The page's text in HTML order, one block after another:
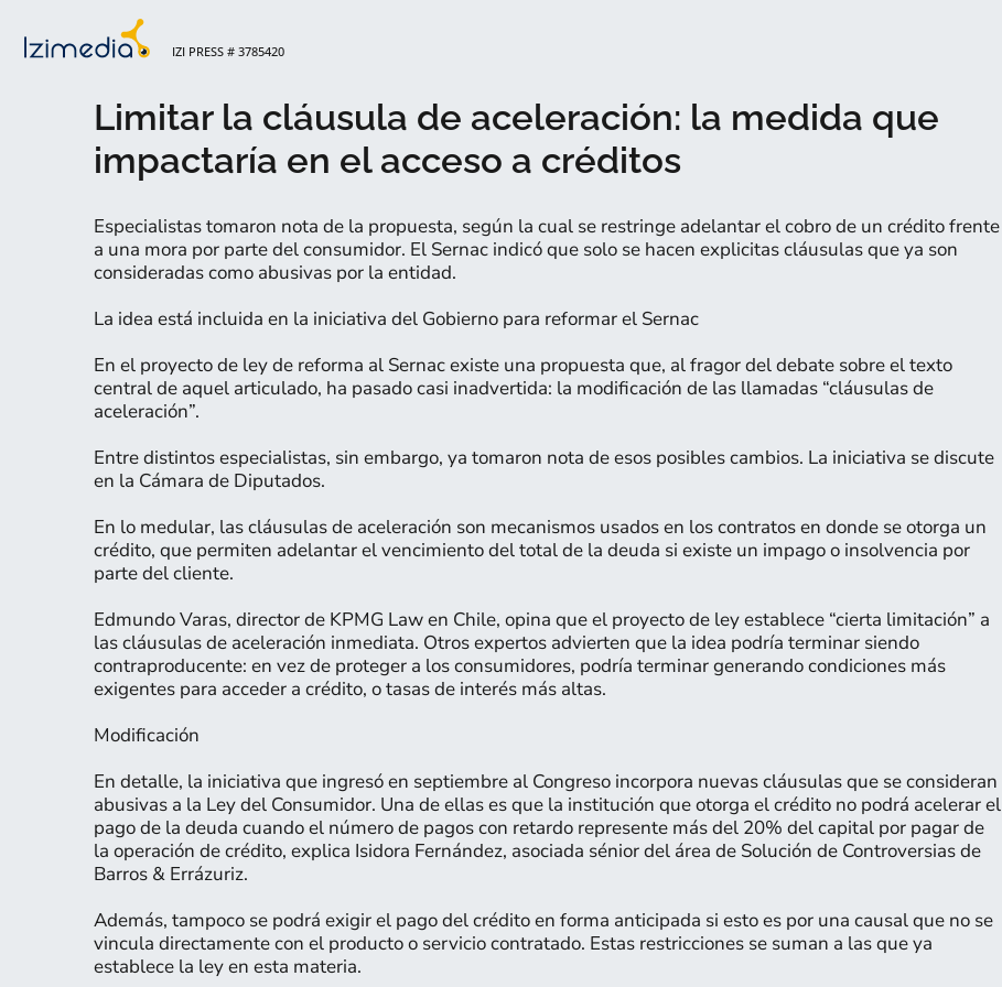
IZI PRESS # 3785420
Limitar la cláusula de aceleración: la medida que
impactaría en el acceso a créditos
Especialistas tomaron nota de la propuesta, según la cual se restringe adelantar el cobro de un crédito frente
a una mora por parte del consumidor. El Sernac indicó que solo se hacen explicitas cláusulas que ya son
consideradas como abusivas por la entidad.
La idea está incluida en la iniciativa del Gobierno para reformar el Sernac
En el proyecto de ley de reforma al Sernac existe una propuesta que, al fragor del debate sobre el texto
central de aquel articulado, ha pasado casi inadvertida: la modificación de las llamadas “cláusulas de
aceleración”.
Entre distintos especialistas, sin embargo, ya tomaron nota de esos posibles cambios. La iniciativa se discute
en la Cámara de Diputados.
En lo medular, las cláusulas de aceleración son mecanismos usados en los contratos en donde se otorga un
crédito, que permiten adelantar el vencimiento del total de la deuda si existe un impago o insolvencia por
parte del cliente.
Edmundo Varas, director de KPMG Law en Chile, opina que el proyecto de ley establece “cierta limitación” a
las cláusulas de aceleración inmediata. Otros expertos advierten que la idea podría terminar siendo
contraproducente: en vez de proteger a los consumidores, podría terminar generando condiciones más
exigentes para acceder a crédito, o tasas de interés más altas.
Modificación
En detalle, la iniciativa que ingresó en septiembre al Congreso incorpora nuevas cláusulas que se consideran
abusivas a la Ley del Consumidor. Una de ellas es que la institución que otorga el crédito no podrá acelerar el
pago de la deuda cuando el número de pagos con retardo represente más del 20% del capital por pagar de
la operación de crédito, explica Isidora Fernández, asociada sénior del área de Solución de Controversias de
Barros & Errázuriz.
Además, tampoco se podrá exigir el pago del crédito en forma anticipada si esto es por una causal que no se
vincula directamente con el producto o servicio contratado. Estas restricciones se suman a las que ya
establece la ley en esta materia.